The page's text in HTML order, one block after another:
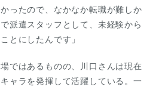
ったので、なかなか転職が難しか
派遣スタッフとして、未経験から
とにしたんです」
ではあるものの、川口さんは現在
ャラを発揮して活躍している。一